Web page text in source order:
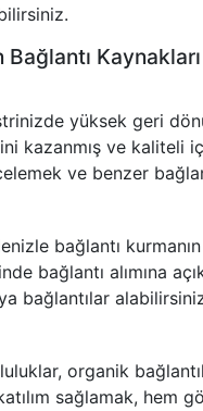
Kaynakları
yüksek geri
kazanmış ve
ve benzer
bağlantı
bağlantı alımına
bağlantılar
organik
sağlamak, hem